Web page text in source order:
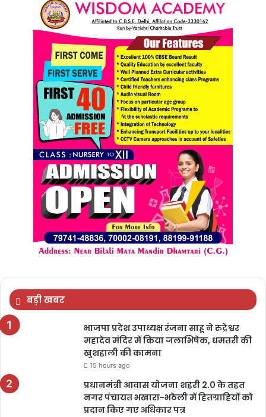
बड़ी खबर
भाजपा प्रदेश उपाध्यक्ष रंजना साहू ने रुद्रेश्वर
महादेव मंदिर में किया जलाभिषेक, धमतरी की
खुशहाली की कामना
15 hours ago
प्रधानमंत्री आवास योजना शहरी 2.0 के तहत
नगर पंचायत भखारा-भठेली में हितग्राहियों को
प्रदान किए गए अधिकार पत्र